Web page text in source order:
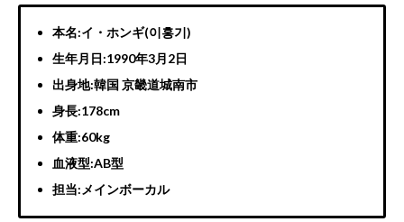
本名:イ・ホンギ(이홍기)
生年月日:1990年3月2日
出身地:韓国 京畿道城南市
身長:178cm
体重:60kg
血液型:AB型
担当:メインボーカル